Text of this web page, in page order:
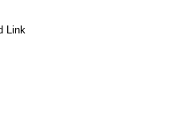
Link